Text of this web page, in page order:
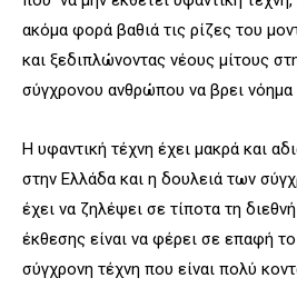
ακόμα φορά βαθιά τις ρίζες του
και ξεδιπλώνοντας νέους μίτους
σύγχρονου ανθρώπου να βρει
Η υφαντική τέχνη έχει μακρά και
στην Ελλάδα και η δουλειά των
έχει να ζηλέψει σε τίποτα τη
έκθεσης είναι να φέρει σε επαφή
σύγχρονη τέχνη που είναι πολύ